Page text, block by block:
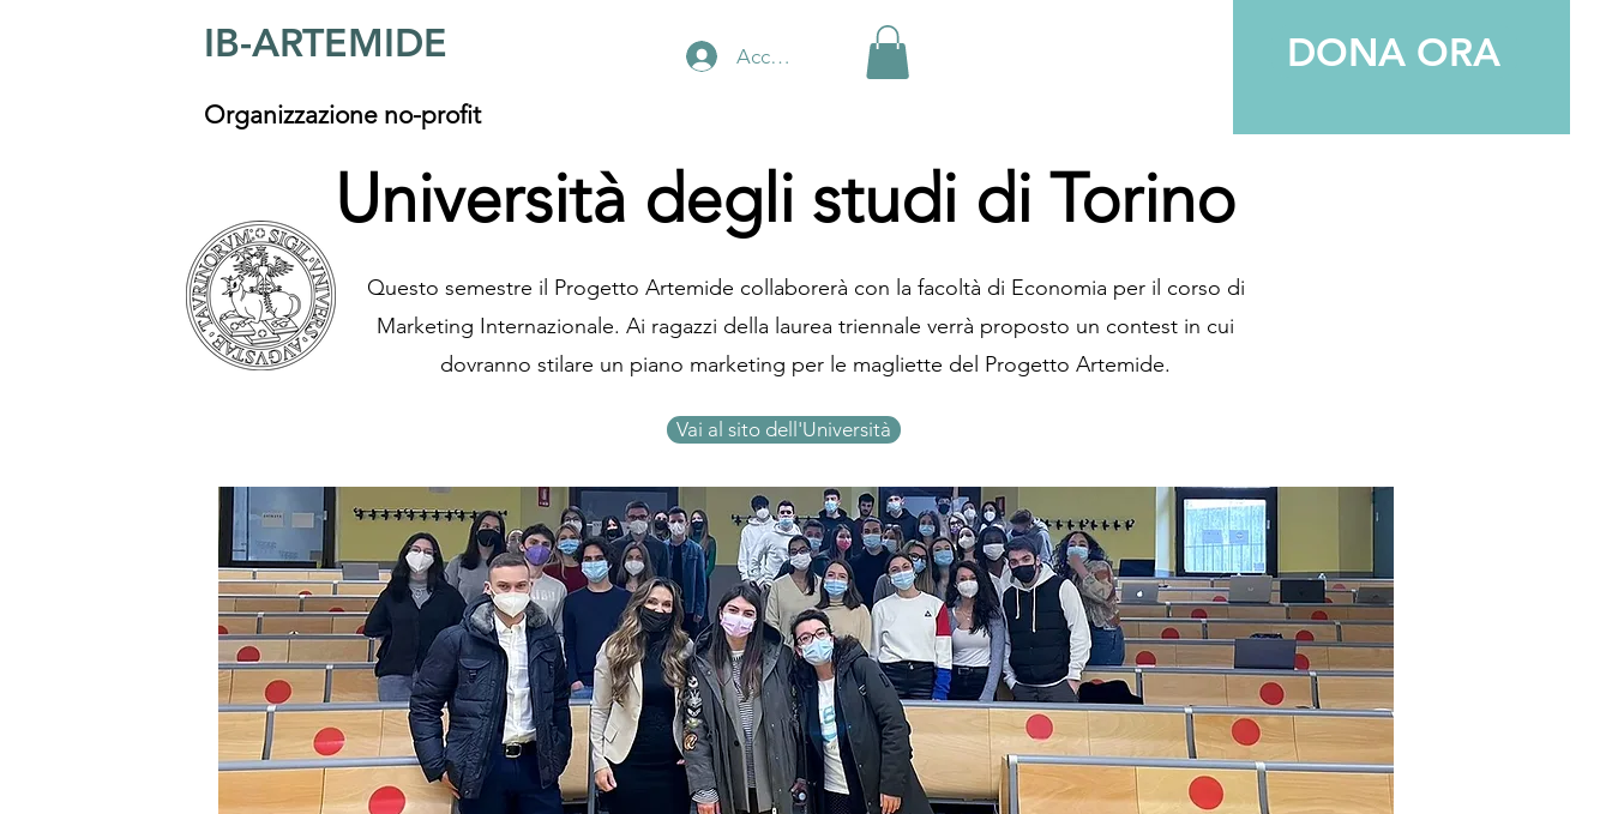
IB-ARTEMIDE Accedi
Organizzazione no-profit
DONA ORA
Università degli studi di Torino
Questo semestre il Progetto Artemide collaborerà con la facoltà di Economia per il corso di
Marketing Internazionale. Ai ragazzi della laurea triennale verrà proposto un contest in cui
dovranno stilare un piano marketing per le magliette del Progetto Artemide.
Vai al sito dell'Università